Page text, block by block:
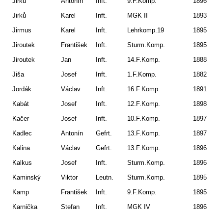
Jirků
Karel Inft. MGK II 1893
Jirmus
Karel Inft. Lehrkomp.19 1895
Jiroutek
František Inft. Sturm.Komp. 1895
Jiroutek
Jan Inft. 14.F.Komp. 1888
Jiša
Josef Inft. 1.F.Komp. 1882
Jordák
Václav Inft. 16.F.Komp. 1891
Kabát
Josef Inft. 12.F.Komp. 1898
Kačer
Josef Inft. 10.F.Komp. 1897
Kadlec
Antonín Gefrt. 13.F.Komp. 1897
Kalina
Václav Gefrt. 13.F.Komp. 1896
Kalkus
Josef Inft. Sturm.Komp. 1896
Kaminský
Viktor Leutn. Sturm.Komp. 1895
Kamp
František Inft. 9.F.Komp. 1895
Karnička
Stefan Inft. MGK IV 1896